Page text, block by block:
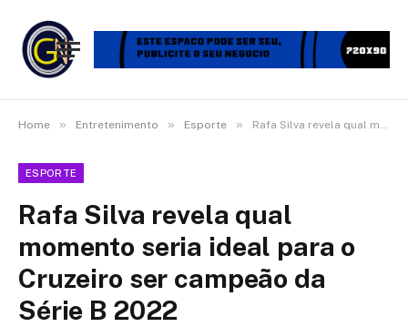
Home » Entretenimento » Esporte » Rafa Silva revela qual momento seria ideal para o Cruzeiro ser campeão da Série B 2022
ESPORTE
Rafa Silva revela qual
momento seria ideal para o
Cruzeiro ser campeão da
Série B 2022